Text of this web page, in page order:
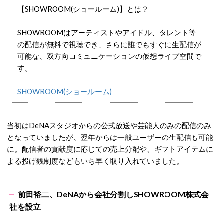
【SHOWROOM(ショールーム)】とは？
SHOWROOMはアーティストやアイドル、タレント等
の配信が無料で視聴でき、さらに誰でもすぐに生配信が
可能な、双方向コミュニケーションの仮想ライブ空間で
す。
SHOWROOM(ショールーム)
当初はDeNAスタジオからの公式放送や芸能人のみの配信のみ
となっていましたが、翌年からは一般ユーザーの生配信も可能
に。配信者の貢献度に応じての売上分配や、ギフトアイテムに
よる投げ銭制度などもいち早く取り入れていました。
前田裕二、DeNAから会社分割しSHOWROOM株式会
社を設立